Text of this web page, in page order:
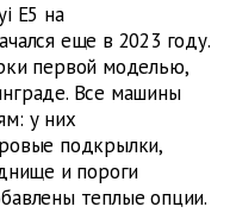
E5 на
еще в 2023 году.
первой моделью,
Все машины
у них
подкрылки,
и пороги
теплые опции.